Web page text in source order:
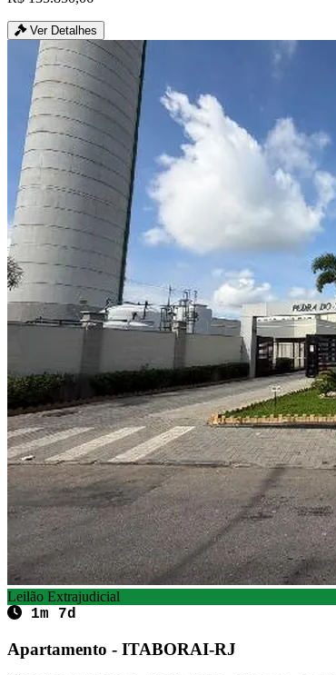
Ver Detalhes
Leilão Extrajudicial
1m 7d
Apartamento - ITABORAI-RJ